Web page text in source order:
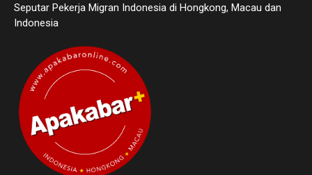
Seputar Pekerja Migran Indonesia di Hongkong, Macau dan
Indonesia